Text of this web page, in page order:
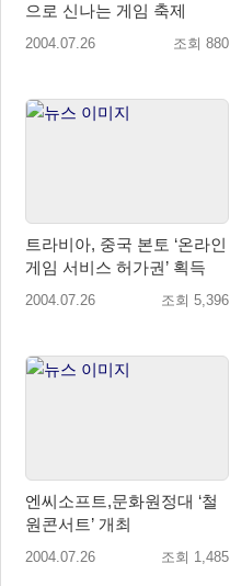
으로 신나는 게임 축제
2004.07.26 조회 880
트라비아, 중국 본토 ‘온라인
게임 서비스 허가권’ 획득
2004.07.26 조회 5,396
엔씨소프트,문화원정대 ‘철
원콘서트’ 개최
2004.07.26 조회 1,485